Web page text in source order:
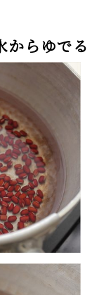
からゆでる